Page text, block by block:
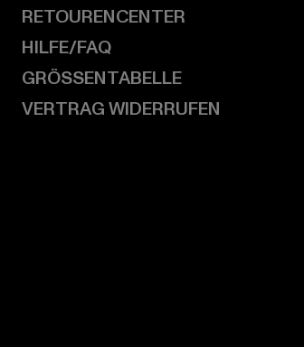
RETOURENCENTER
HILFE/FAQ
GRÖSSENTABELLE
VERTRAG WIDERRUFEN